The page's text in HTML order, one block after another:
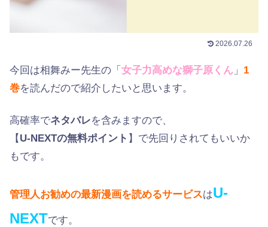
2026.07.26
今回は相舞みー先生の「 女子力高めな獅子原くん 」 1
巻を読んだので紹介したいと思います。
高確率でネタバレを含みますので、
【 U-NEXTの無料ポイント 】で先回りされてもいいか
もです。
管理人お勧めの最新漫画を読めるサービスはU-
NEXTです。